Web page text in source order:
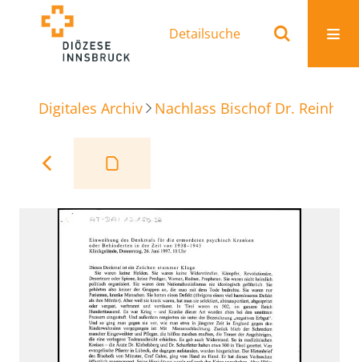
Detailsuche
Digitales Archiv Nachlass Bischof Dr.